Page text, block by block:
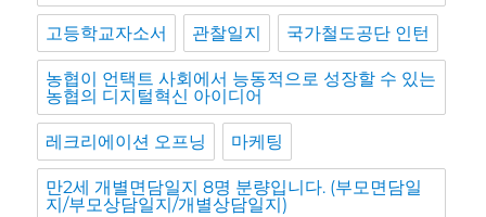
고등학교자소서 관찰일지 국가철도공단 인턴
농협이 언택트 사회에서 능동적으로 성장할 수 있는
농협의 디지털혁신 아이디어
레크리에이션 오프닝 마케팅
만2세 개별면담일지 8명 분량입니다. (부모면담일
지/부모상담일지/개별상담일지)